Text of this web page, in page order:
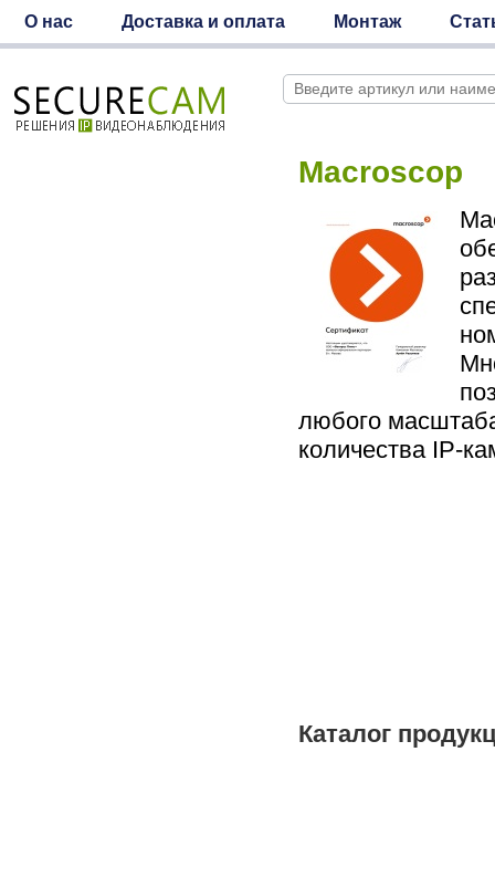
О нас Доставка и оплата Монтаж
Macroscop
любого
количества IP-
Каталог